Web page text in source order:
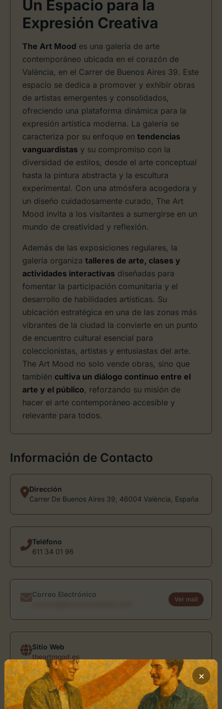
Un Espacio para la
Expresión Creativa
The Art Mood es una galería de arte
contemporáneo ubicada en el corazón de
València, en el Carrer de Buenos Aires 39. Este
espacio se dedica a promover y exhibir obras
de artistas emergentes y consolidados,
ofreciendo una plataforma dinámica para la
expresión artística moderna. La galería se
caracteriza por su enfoque en tendencias
vanguardistas y su compromiso con la
diversidad de estilos, desde el arte conceptual
hasta la pintura abstracta y la escultura
experimental. Con una atmósfera acogedora y
un diseño cuidadosamente curado, The Art
Mood invita a los visitantes a sumergirse en un
mundo de creatividad y reflexión.
Además de las exposiciones regulares, la
galería organiza talleres de arte, clases y
actividades interactivas diseñadas para
fomentar la participación comunitaria y el
desarrollo de habilidades artísticas. Su
ubicación estratégica en una de las zonas más
vibrantes de la ciudad la convierte en un punto
de encuentro cultural esencial para
coleccionistas, artistas y entusiastas del arte.
The Art Mood no solo vende obras, sino que
también cultiva un diálogo continuo entre el
arte y el público, reforzando su misión de
hacer el arte contemporáneo accesible y
relevante para todos.
Información de Contacto
Dirección
Carrer De Buenos Aires 39, 46004 València, España
Teléfono
611 34 01 96
Correo Electrónico
Ver mail
Sitio Web
theartmood.es
Ubicación de The Art Mood
×